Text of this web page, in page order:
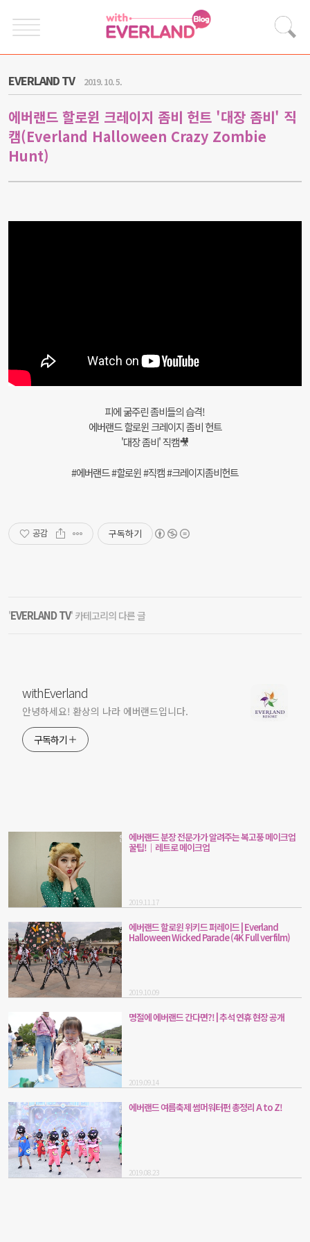
EVERLAND TV 2019. 10. 5.
에버랜드 할로윈 크레이지 좀비 헌트 '대장 좀비' 직
캠(Everland Halloween Crazy Zombie
Hunt)
피에 굶주린 좀비들의 습격!
에버랜드 할로윈 크레이지 좀비 헌트
'대장 좀비' 직캠🎥
#에버랜드 #할로윈 #직캠 #크레이지좀비헌트
공감 구독하기
'EVERLAND TV' 카테고리의 다른 글
withEverland
안녕하세요! 환상의 나라 에버랜드입니다.
구독하기
에버랜드 분장 전문가가 알려주는 복고풍 메이크업
꿀팁!｜레트로 메이크업
2019.11.17
에버랜드 할로윈 위키드 퍼레이드 | Everland
Halloween Wicked Parade (4K Full ver film)
2019.10.09
명절에 에버랜드 간다면?! | 추석 연휴 현장 공개
2019.09.14
에버랜드 여름축제 썸머워터펀 총정리 A to Z!
2019.08.23